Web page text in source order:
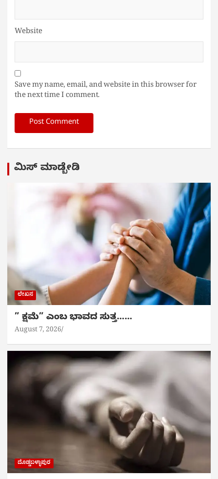
Website
Save my name, email, and website in this browser for
the next time I comment.
ಮಿಸ್ ಮಾಡ್ಬೇಡಿ
ಲೇಖನ
” ಕ್ಷಮೆ” ಎಂಬ ಭಾವದ ಸುತ್ತ……
August 7, 2026
ದೊಡ್ಡಬಳ್ಳಾಪುರ